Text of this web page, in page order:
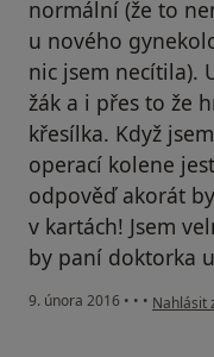
normální (že to
u nového
nic jsem necítila).
žák a i přes to že
křesílka. Když
operací kolene
odpověď akorát
v kartách! Jsem
by paní doktorka
9. února 2016 • • • podle
Nahlásit